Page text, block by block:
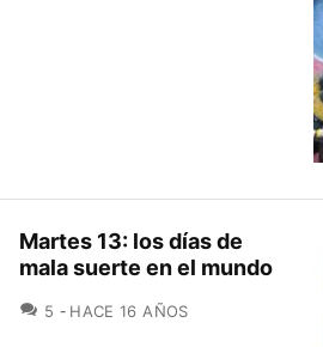
Martes 13: los días de
mala suerte en el mundo
5 COMENTARIOS
HACE 16 AÑOS